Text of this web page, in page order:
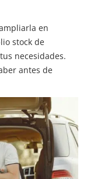
en
stock de
necesidades.
antes de